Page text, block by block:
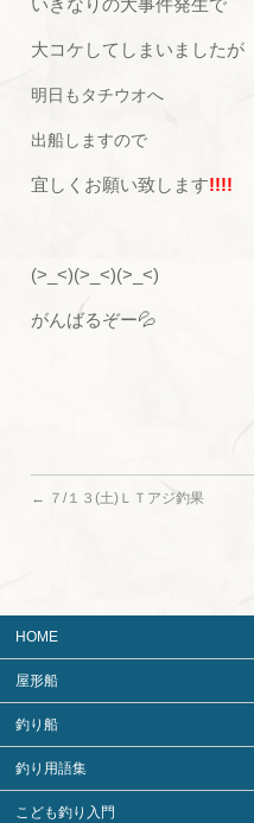
大コケしてしまいましたが
明日もタチウオへ
出船しますので
宜しくお願い致します!!!!
(>_<)(>_<)(>_<)
がんばるぞー💦
← ７/１３(土)ＬＴアジ釣果
HOME
屋形船
釣り船
釣り用語集
こども釣り入門